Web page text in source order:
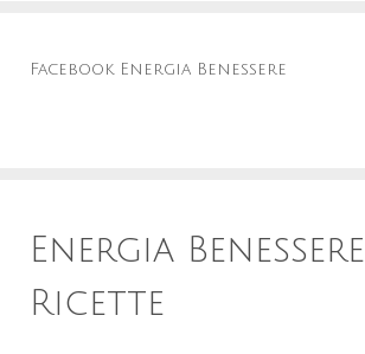
Facebook Energia Benessere
Energia Benessere
Ricette